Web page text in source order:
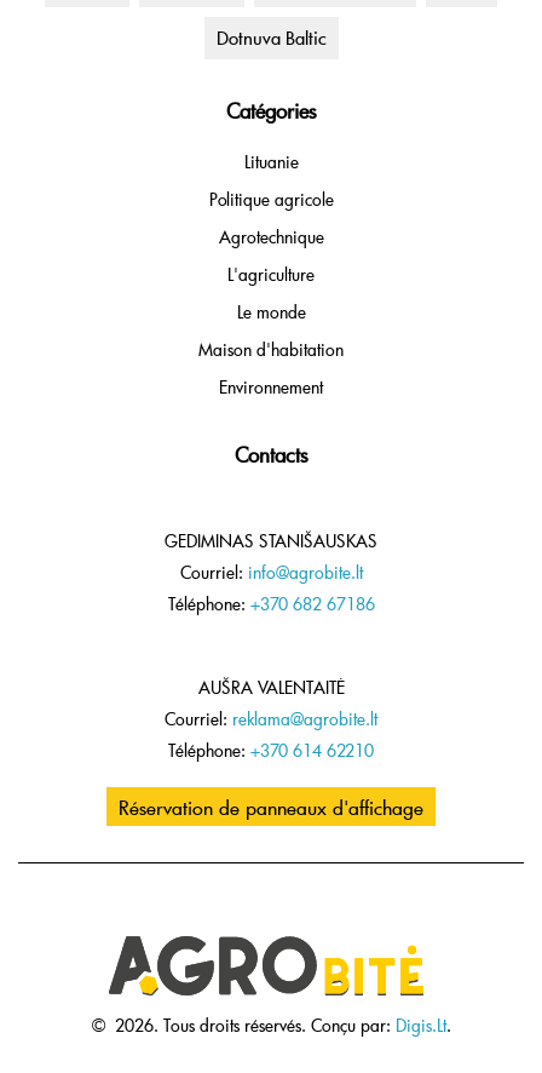
Dotnuva Baltic
Catégories
Lituanie
Politique agricole
Agrotechnique
L'agriculture
Le monde
Maison d'habitation
Environnement
Contacts
GEDIMINAS STANIŠAUSKAS
Courriel: info@agrobite.lt
Téléphone: +370 682 67186
AUŠRA VALENTAITĖ
Courriel: reklama@agrobite.lt
Téléphone: +370 614 62210
Réservation de panneaux d'affichage
© 2026. Tous droits réservés. Conçu par: Digis.Lt.